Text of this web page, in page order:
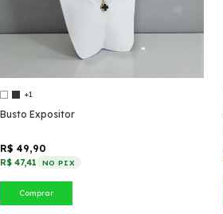
+1
Busto Expositor
R$ 49,90
R$ 47,41 NO PIX
Comprar